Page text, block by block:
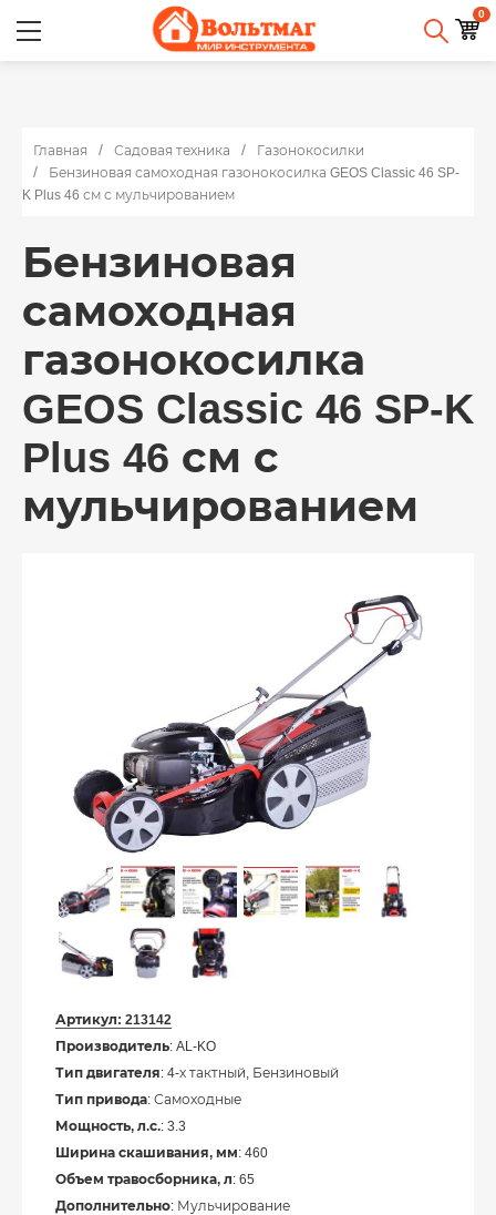
0
Главная Садовая техника
Газонокосилки
Бензиновая самоходная газонокосилка GEOS Classic 46 SP-
K Plus 46 см с мульчированием
Бензиновая
самоходная
газонокосилка
GEOS Classic 46 SP-K
Plus 46 см с
мульчированием
Артикул: 213142
Производитель: AL-KO
Тип двигателя: 4-х тактный, Бензиновый
Тип привода: Самоходные
Мощность, л.с.: 3.3
Ширина скашивания, мм: 460
Объем травосборника, л: 65
Дополнительно: Мульчирование